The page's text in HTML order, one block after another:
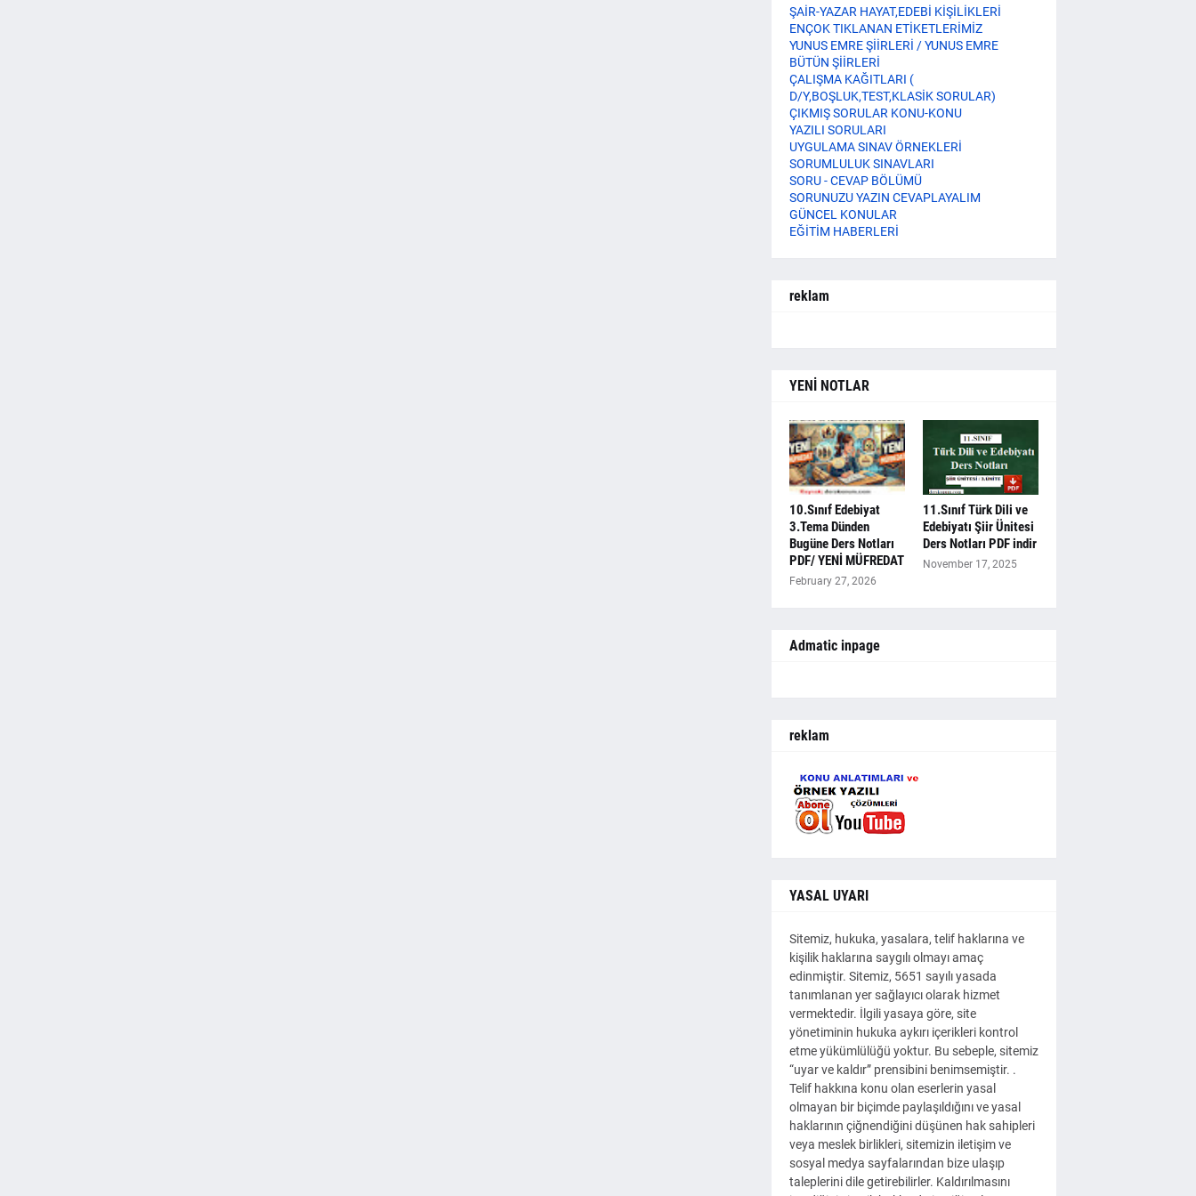
ŞAİR-YAZAR HAYAT,EDEBİ KİŞİLİKLERİ
ENÇOK TIKLANAN ETİKETLERİMİZ
YUNUS EMRE ŞİİRLERİ / YUNUS EMRE
BÜTÜN ŞİİRLERİ
ÇALIŞMA KAĞITLARI (
D/Y,BOŞLUK,TEST,KLASİK SORULAR)
ÇIKMIŞ SORULAR KONU-KONU
YAZILI SORULARI
UYGULAMA SINAV ÖRNEKLERİ
SORUMLULUK SINAVLARI
SORU - CEVAP BÖLÜMÜ
SORUNUZU YAZIN CEVAPLAYALIM
GÜNCEL KONULAR
EĞİTİM HABERLERİ
reklam
YENİ NOTLAR
10.Sınıf Edebiyat
3.Tema Dünden
Bugüne Ders Notları
PDF/ YENİ MÜFREDAT
February 27, 2026
11.Sınıf Türk Dili ve
Edebiyatı Şiir Ünitesi
Ders Notları PDF indir
November 17, 2025
Admatic inpage
reklam
YASAL UYARI
Sitemiz, hukuka, yasalara, telif haklarına ve
kişilik haklarına saygılı olmayı amaç
edinmiştir. Sitemiz, 5651 sayılı yasada
tanımlanan yer sağlayıcı olarak hizmet
vermektedir. İlgili yasaya göre, site
yönetiminin hukuka aykırı içerikleri kontrol
etme yükümlülüğü yoktur. Bu sebeple, sitemiz
“uyar ve kaldır” prensibini benimsemiştir. .
Telif hakkına konu olan eserlerin yasal
olmayan bir biçimde paylaşıldığını ve yasal
haklarının çiğnendiğini düşünen hak sahipleri
veya meslek birlikleri, sitemizin iletişim ve
sosyal medya sayfalarından bize ulaşıp
taleplerini dile getirebilirler. Kaldırılmasını